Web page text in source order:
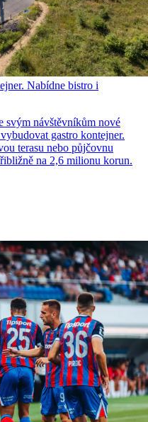
Nabídne bistro i
svým návštěvníkům nové
gastro kontejner.
terasu nebo půjčovnu
na 2,6 milionu korun.